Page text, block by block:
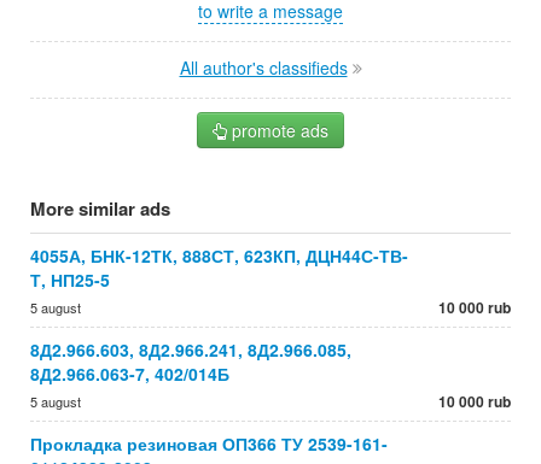
to write a message
All author's classifieds
promote ads
More similar ads
4055А, БНК-12ТК, 888СТ, 623КП, ДЦН44С-ТВ-
Т, НП25-5
5 august 10 000 rub
8Д2.966.603, 8Д2.966.241, 8Д2.966.085,
8Д2.966.063-7, 402/014Б
5 august 10 000 rub
Прокладка резиновая ОП366 ТУ 2539-161-